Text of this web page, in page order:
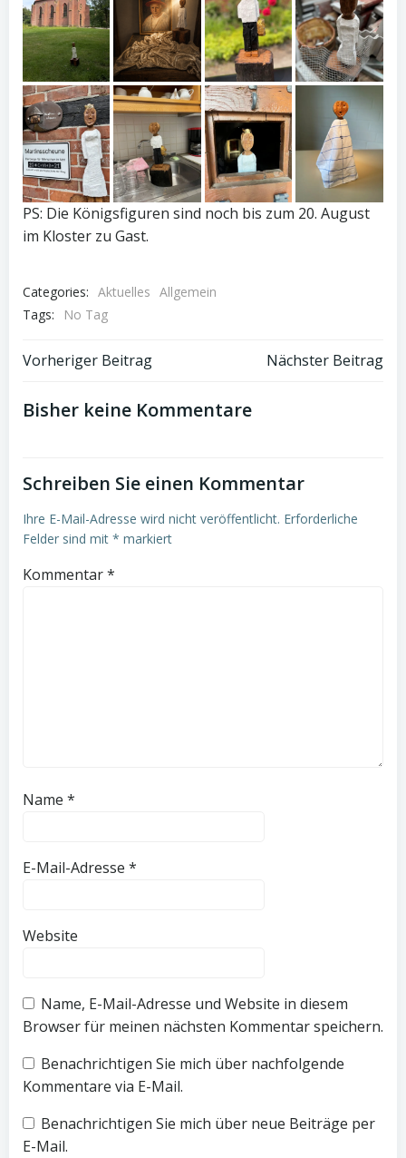
PS: Die Königsfiguren sind noch bis zum 20. August
im Kloster zu Gast.
Categories: Aktuelles Allgemein
Tags:
No Tag
Post
navigation
Vorheriger Beitrag
Post
navigation
Nächster Beitrag
Bisher keine Kommentare
Schreiben Sie einen Kommentar
Ihre E-Mail-Adresse wird nicht veröffentlicht. Erforderliche
Felder sind mit * markiert
Kommentar*
Name *
E-Mail-Adresse *
Website
Name, E-Mail-Adresse und Website in diesem
Browser für meinen nächsten Kommentar speichern.
Benachrichtigen Sie mich über nachfolgende
Kommentare via E-Mail.
Benachrichtigen Sie mich über neue Beiträge per
E-Mail.